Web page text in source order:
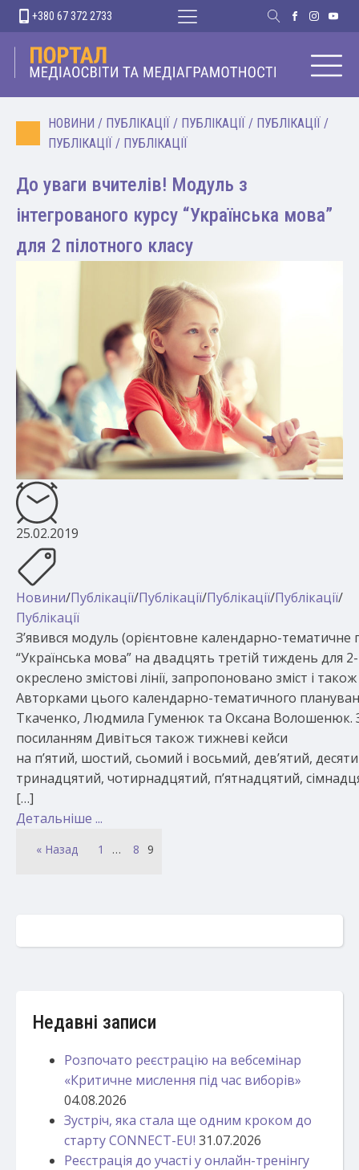
+380 67 372 2733
НОВИНИ / ПУБЛІКАЦІЇ / ПУБЛІКАЦІЇ / ПУБЛІКАЦІЇ /
ПУБЛІКАЦІЇ / ПУБЛІКАЦІЇ
До уваги вчителів! Модуль з
інтегрованого курсу “Українська мова”
для 2 пілотного класу
25.02.2019
Новини/Публікації/Публікації/Публікації/Публікації/
Публікації
З’явився модуль (орієнтовне календарно-тематичне
“Українська мова” на двадцять третій тиждень для
окреслено змістові лінії, запропоновано зміст і
Авторками цього календарно-тематичного
Ткаченко, Людмила Гуменюк та Оксана
посиланням Дивіться також тижневі кейси
на п’ятий, шостий, сьомий і восьмий, дев’ятий,
тринадцятий, чотирнадцятий, п’ятнадцятий,
[…]
Детальніше ...
« Назад 1 … 8 9
Недавні записи
Розпочато реєстрацію на вебсемінар
«Критичне мислення під час виборів»
04.08.2026
Зустріч, яка стала ще одним кроком до
старту CONNECT-EU! 31.07.2026
Реєстрація до участі у онлайн-тренінгу